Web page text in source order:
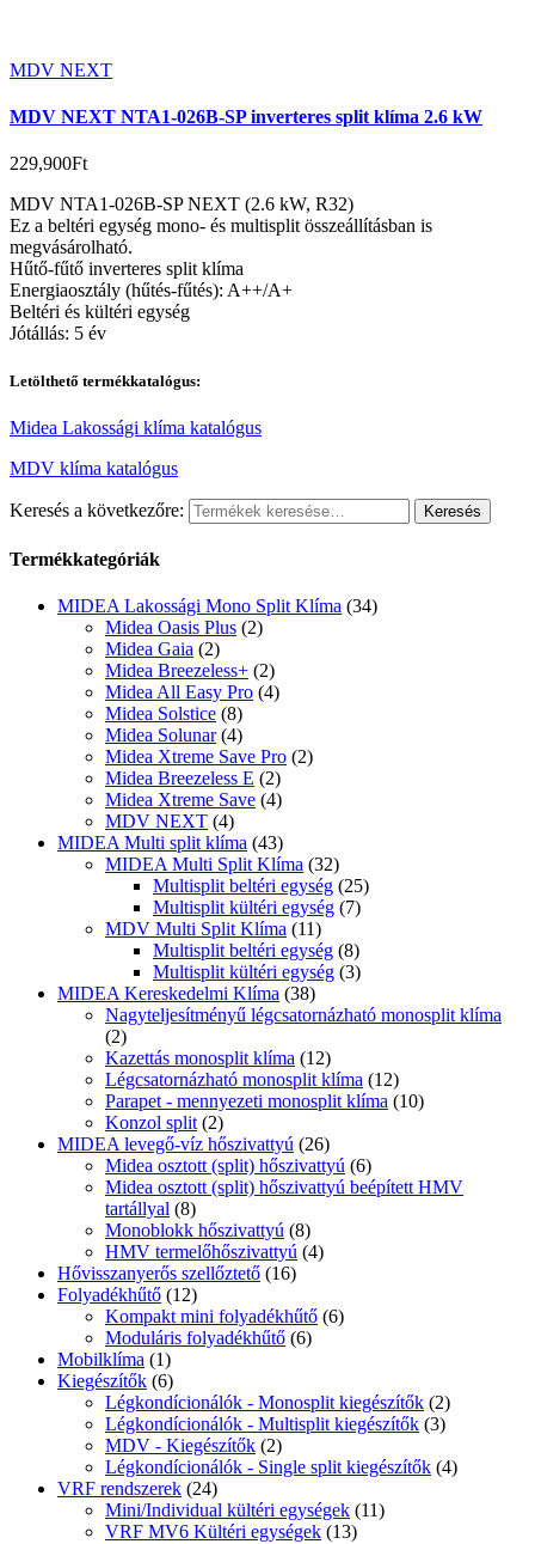
MDV NEXT
MDV NEXT NTA1-026B-SP inverteres split klíma 2.6 kW
229,900Ft
MDV NTA1-026B-SP NEXT (2.6 kW, R32)
Ez a beltéri egység mono- és multisplit összeállításban is
megvásárolható.
Hűtő-fűtő inverteres split klíma
Energiaosztály (hűtés-fűtés): A++/A+
Beltéri és kültéri egység
Jótállás: 5 év
Letölthető termékkatalógus:
Midea Lakossági klíma katalógus
MDV klíma katalógus
Keresés a következőre: Keresés
Termékkategóriák
MIDEA Lakossági Mono Split Klíma (34)
Midea Oasis Plus (2)
Midea Gaia (2)
Midea Breezeless+ (2)
Midea All Easy Pro (4)
Midea Solstice (8)
Midea Solunar (4)
Midea Xtreme Save Pro (2)
Midea Breezeless E (2)
Midea Xtreme Save (4)
MDV NEXT (4)
MIDEA Multi split klíma (43)
MIDEA Multi Split Klíma (32)
Multisplit beltéri egység (25)
Multisplit kültéri egység (7)
MDV Multi Split Klíma (11)
Multisplit beltéri egység (8)
Multisplit kültéri egység (3)
MIDEA Kereskedelmi Klíma (38)
Nagyteljesítményű légcsatornázható monosplit klíma
(2)
Kazettás monosplit klíma (12)
Légcsatornázható monosplit klíma (12)
Parapet - mennyezeti monosplit klíma (10)
Konzol split (2)
MIDEA levegő-víz hőszivattyú (26)
Midea osztott (split) hőszivattyú (6)
Midea osztott (split) hőszivattyú beépített HMV
tartállyal (8)
Monoblokk hőszivattyú (8)
HMV termelőhőszivattyú (4)
Hővisszanyerős szellőztető (16)
Folyadékhűtő (12)
Kompakt mini folyadékhűtő (6)
Moduláris folyadékhűtő (6)
Mobilklíma (1)
Kiegészítők (6)
Légkondícionálók - Monosplit kiegészítők (2)
Légkondícionálók - Multisplit kiegészítők (3)
MDV - Kiegészítők (2)
Légkondícionálók - Single split kiegészítők (4)
VRF rendszerek (24)
Mini/Individual kültéri egységek (11)
VRF MV6 Kültéri egységek (13)